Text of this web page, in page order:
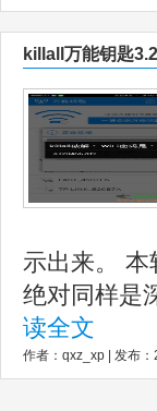
killall万能钥匙
示出来。 本
绝对同样是
读全文
作者：qxz_xp | 发布：